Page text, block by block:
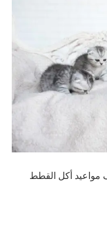
٦ أشهر.. اعرف مواعيد أكل القطط